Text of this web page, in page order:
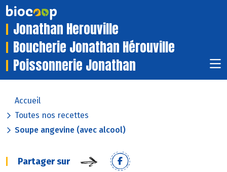
Jonathan Herouville
Boucherie Jonathan Hérouville
Poissonnerie Jonathan
Accueil
Toutes nos recettes
Soupe angevine (avec alcool)
Partager sur